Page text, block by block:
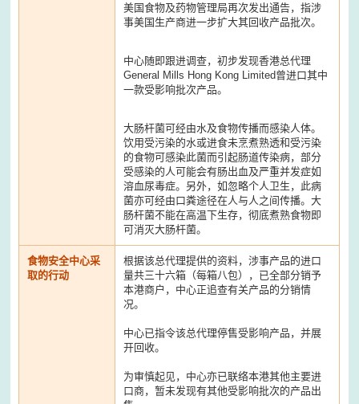
美国食物及药物管理局再次发出通告，指涉
事美国生产商进一步扩大其回收产品批次。
中心随即跟进调查，初步发现香港总代理
General Mills Hong Kong Limited曾进口其中
一款受影响批次产品。
大肠杆菌可经由水及食物传播而感染人体。
饮用受污染的水或进食未烹煮熟透和受污染
的食物可感染此菌而引起肠道传染病，部分
受感染的人可能会有肠出血及严重并发症如
溶血尿毒症。另外，如忽略个人卫生，此病
菌亦可经由口粪途径在人与人之间传播。大
肠杆菌不能在高温下生存，彻底煮熟食物即
可消灭大肠杆菌。
食物安全中心采
取的行动
根据该总代理提供的资料，涉事产品的进口
量共三十六箱（每箱八包），已全部分销予
本港商户，中心正追查有关产品的分销情
况。
中心已指令该总代理停售受影响产品，并展
开回收。
为审慎起见，中心亦已联络本港其他主要进
口商，暂未发现有其他受影响批次的产品出